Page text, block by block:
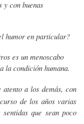
y con buenas
humor en particular?
es un menoscabo
la condición humana.
a los demás, con
de los años varias
que sean poco